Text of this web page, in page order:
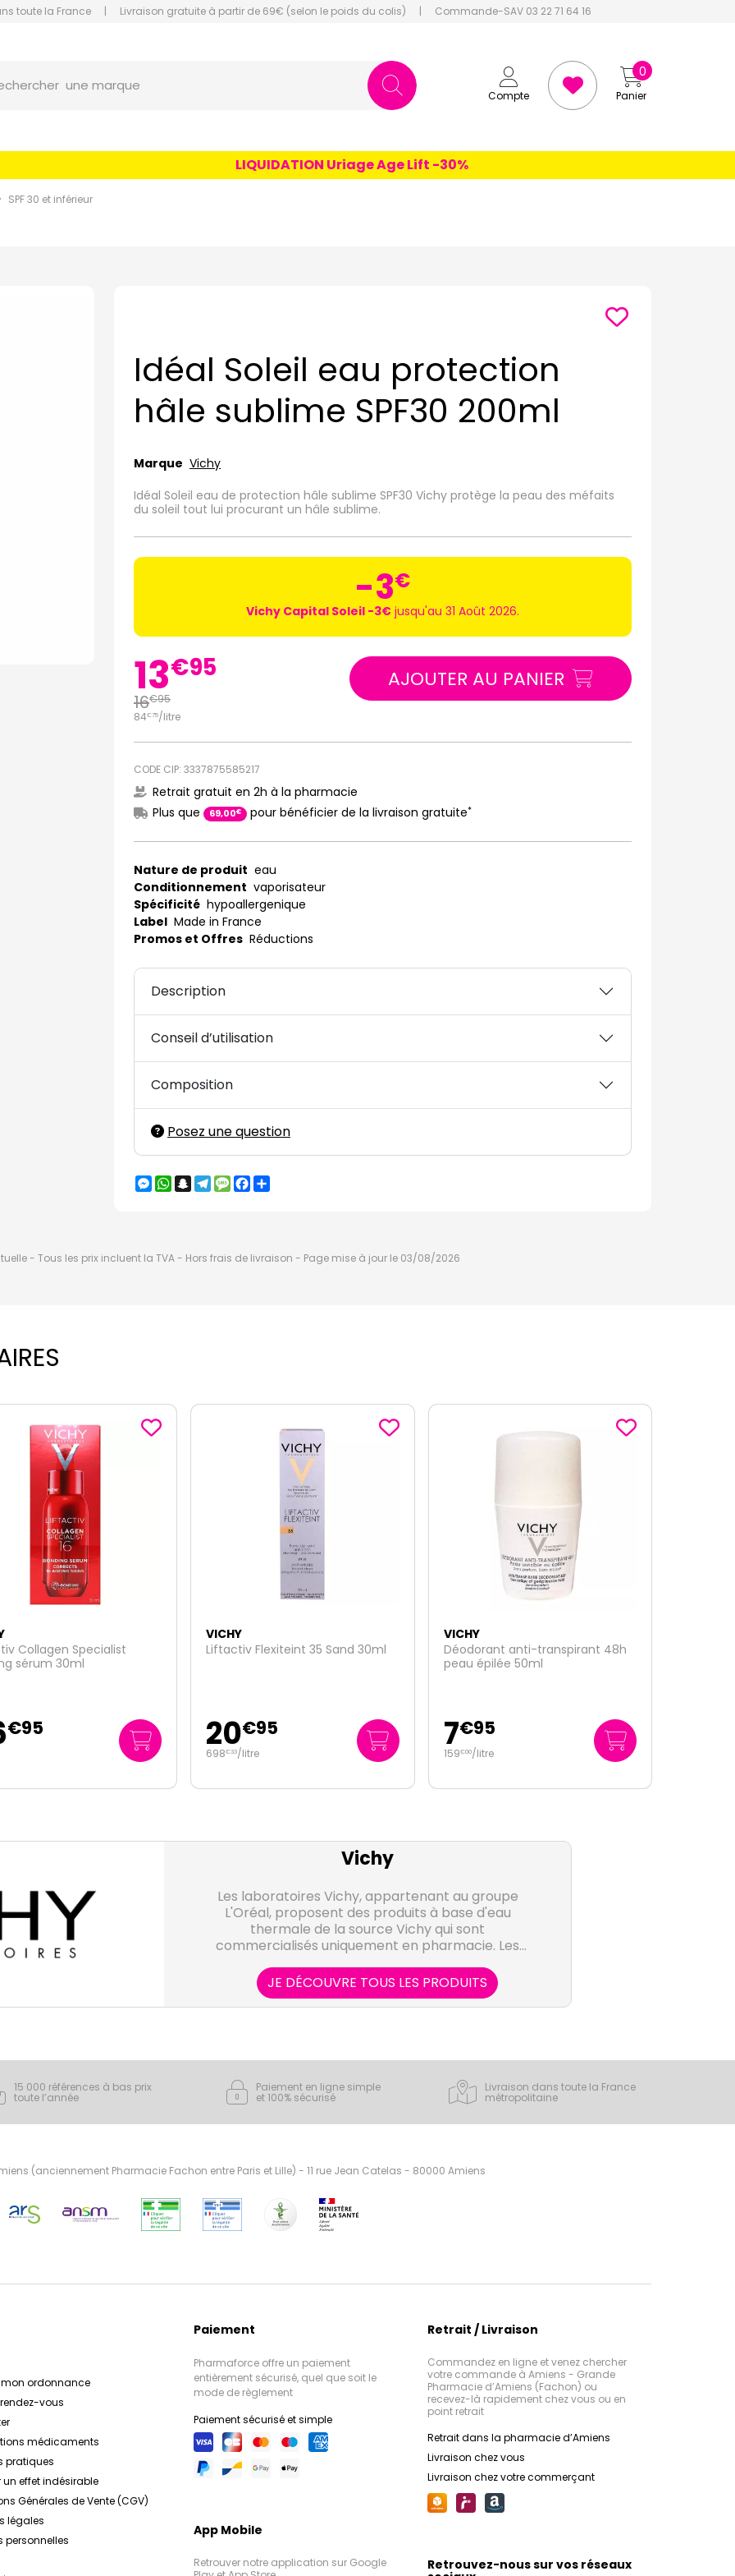
toute la France | Livraison gratuite à partir de 69€ (selon le poids du colis) | Commande-SAV 03 22 71 64 16
Compte Panier
0
LIQUIDATION Uriage Age Lift -30%
SPF 30 et inférieur
Idéal Soleil eau protection
hâle sublime SPF30 200ml
Marque Vichy
Idéal Soleil eau de protection hâle sublime SPF30 Vichy protège la peau des méfaits
du soleil tout lui procurant un hâle sublime.
-3€
Vichy Capital Soleil -3€ jusqu'au 31 Août 2026.
13€95
16€95
84€75/litre
AJOUTER AU PANIER
CODE CIP: 3337875585217
Retrait gratuit en 2h à la pharmacie
Plus que
69,00€ pour bénéficier de la livraison gratuite*
Nature de produit eau
Conditionnement vaporisateur
Spécificité hypoallergenique
Label Made in France
Promos et Offres Réductions
Description
Conseil d’utilisation
Composition
Posez une question
Messenger
WhatsApp
Snapchat
Telegram
MessageFacebook
- Tous les prix incluent la TVA - Hors frais de livraison - Page mise à jour le 03/08/2026
Flexiteint 35 Sand 30ml
€95
VICHY
Déodorant anti-transpirant 48h
7€95
159€00/litre
VICHY
Capital Soleil UV-Clear fluide
anti-imperfections SPF50+ 40ml
16€95
19€95
Vichy
Les laboratoires Vichy, appartenant au groupe
L'Oréal, proposent des produits à base d'eau
thermale de la source Vichy qui sont
commercialisés uniquement en pharmacie. Les
pour la peau et les cheveux tels que Liftactiv,
Capital Soleil, Normaderm ou Dermablend sont
destinés aux hommes, femmes et enfants.
JE DÉCOUVRE TOUS LES PRODUITS
15 000 références à bas prix
toute l’année
Paiement en ligne simple
et 100% sécurisé
Livraison dans toute la France
métropolitaine
(anciennement Pharmacie Fachon entre Paris et Lille) - 11 rue Jean Catelas - 80000 Amiens
mon ordonnance
vous
médicaments
pratiques
un effet indésirable
Générales de Vente (CGV)
légales
personnelles
Paiement
Pharmaforce offre un paiement
entièrement sécurisé, quel que soit le
mode de règlement
Paiement sécurisé et simple
App Mobile
Retrouver notre application sur Google
Retrait / Livraison
Commandez en ligne et venez chercher
votre commande à Amiens - Grande
Pharmacie d’Amiens (Fachon) ou
recevez-là rapidement chez vous ou en
point retrait
Retrait dans la pharmacie d’Amiens
Livraison chez vous
Livraison chez votre commerçant
Retrouvez-nous sur vos réseaux